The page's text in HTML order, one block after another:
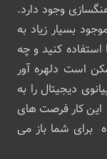
وجود دارد.
بسیار زیاد به
کنید و چه
است دلهره آور
دیجیتال را به
این کار فرصت های
برای شما باز می